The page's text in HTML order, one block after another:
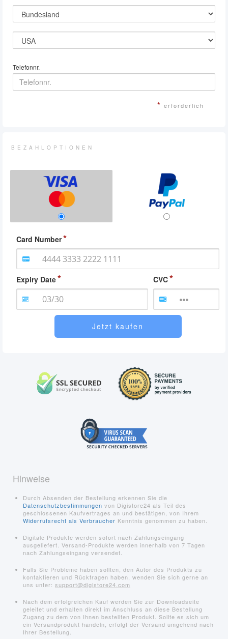
Telefonnr.
* erforderlich
BEZAHLOPTIONEN
Card Number
Expiry Date CVC
Jetzt kaufen
Hinweise
Durch Absenden der Bestellung erkennen Sie die
Datenschutzbestimmungen von Digistore24 als Teil des
geschlossenen Kaufvertrages an und bestätigen, von Ihrem
Widerrufsrecht als Verbraucher Kenntnis genommen zu haben.
Digitale Produkte werden sofort nach Zahlungseingang
ausgeliefert. Versand-Produkte werden innerhalb von 7 Tagen
nach Zahlungseingang versendet.
Falls Sie Probleme haben sollten, den Autor des Produkts zu
kontaktieren und Rückfragen haben, wenden Sie sich gerne an
uns unter: support@digistore24.com
Nach dem erfolgreichen Kauf werden Sie zur Downloadseite
geleitet und erhalten direkt im Anschluss an diese Bestellung
Zugang zu dem von Ihnen bestellten Produkt. Sollte es sich um
ein Versandprodukt handeln, erfolgt der Versand umgehend nach
Ihrer Bestellung.